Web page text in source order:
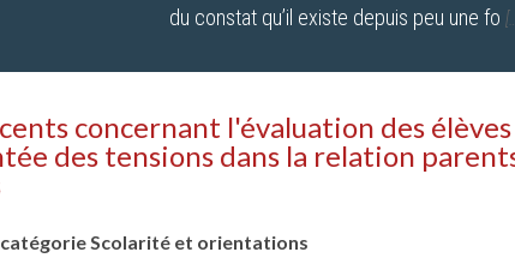
du constat qu’il existe depuis peu une fo
concernant l'évaluation des élèves
des tensions dans la relation
catégorie Scolarité et orientations